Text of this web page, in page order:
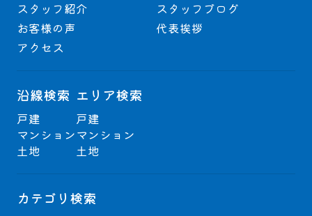
スタッフ紹介
スタッフブログ
お客様の声
代表挨拶
アクセス
沿線検索
戸建
マンション
土地
エリア検索
戸建
マンション
土地
カテゴリ検索